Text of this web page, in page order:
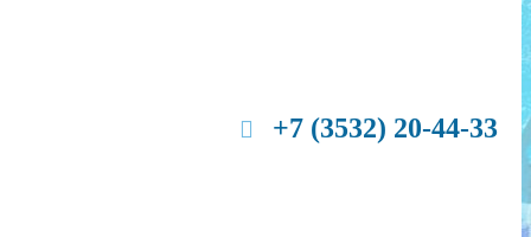
+7 (3532) 20-44-33